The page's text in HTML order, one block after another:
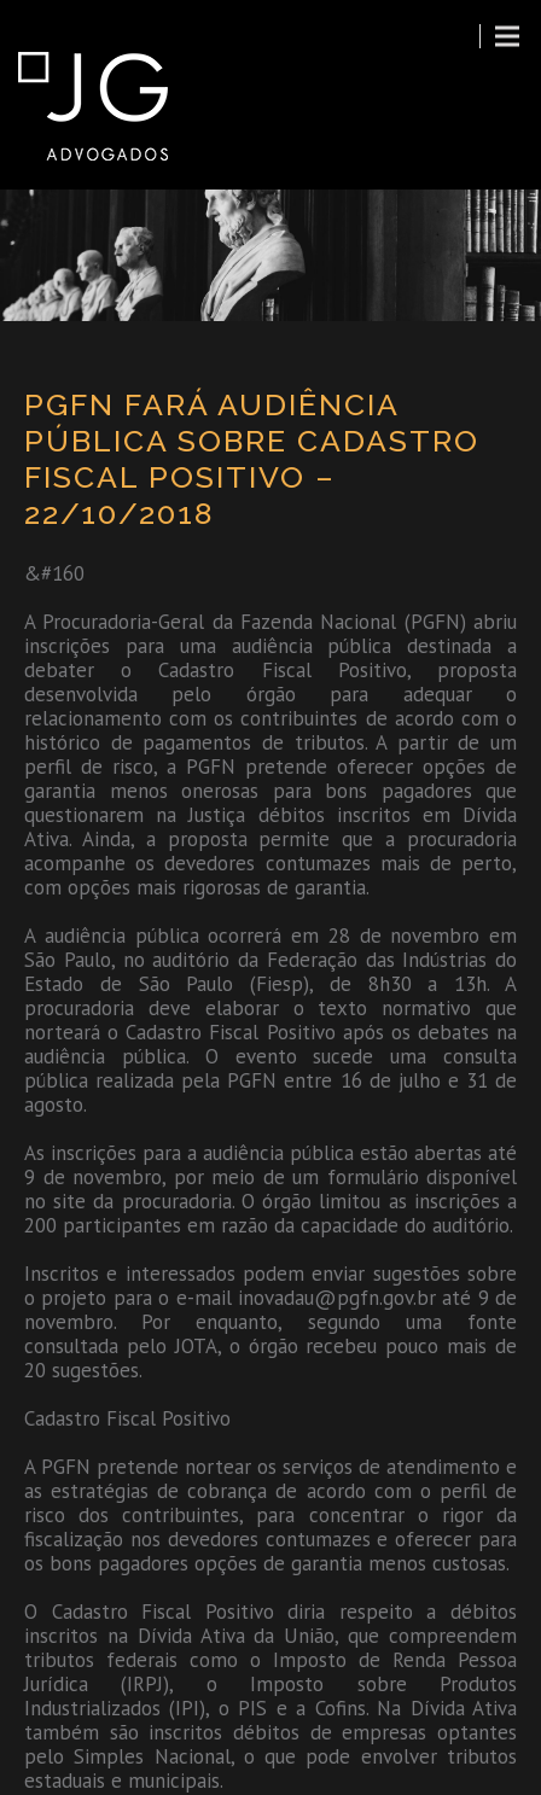
PGFN FARÁ AUDIÊNCIA
PÚBLICA SOBRE CADASTRO
FISCAL POSITIVO –
22/10/2018
&#160
A Procuradoria-Geral da Fazenda Nacional (PGFN) abriu
inscrições para uma audiência pública destinada a
debater o Cadastro Fiscal Positivo, proposta
desenvolvida pelo órgão para adequar o
relacionamento com os contribuintes de acordo com o
histórico de pagamentos de tributos. A partir de um
perfil de risco, a PGFN pretende oferecer opções de
garantia menos onerosas para bons pagadores que
questionarem na Justiça débitos inscritos em Dívida
Ativa. Ainda, a proposta permite que a procuradoria
acompanhe os devedores contumazes mais de perto,
com opções mais rigorosas de garantia.
A audiência pública ocorrerá em 28 de novembro em
São Paulo, no auditório da Federação das Indústrias do
Estado de São Paulo (Fiesp), de 8h30 a 13h. A
procuradoria deve elaborar o texto normativo que
norteará o Cadastro Fiscal Positivo após os debates na
audiência pública. O evento sucede uma consulta
pública realizada pela PGFN entre 16 de julho e 31 de
agosto.
As inscrições para a audiência pública estão abertas até
9 de novembro, por meio de um formulário disponível
no site da procuradoria. O órgão limitou as inscrições a
200 participantes em razão da capacidade do auditório.
Inscritos e interessados podem enviar sugestões sobre
o projeto para o e-mail inovadau@pgfn.gov.br até 9 de
novembro. Por enquanto, segundo uma fonte
consultada pelo JOTA, o órgão recebeu pouco mais de
20 sugestões.
Cadastro Fiscal Positivo
A PGFN pretende nortear os serviços de atendimento e
as estratégias de cobrança de acordo com o perfil de
risco dos contribuintes, para concentrar o rigor da
fiscalização nos devedores contumazes e oferecer para
os bons pagadores opções de garantia menos custosas.
O Cadastro Fiscal Positivo diria respeito a débitos
inscritos na Dívida Ativa da União, que compreendem
tributos federais como o Imposto de Renda Pessoa
Jurídica (IRPJ), o Imposto sobre Produtos
Industrializados (IPI), o PIS e a Cofins. Na Dívida Ativa
também são inscritos débitos de empresas optantes
pelo Simples Nacional, o que pode envolver tributos
estaduais e municipais.